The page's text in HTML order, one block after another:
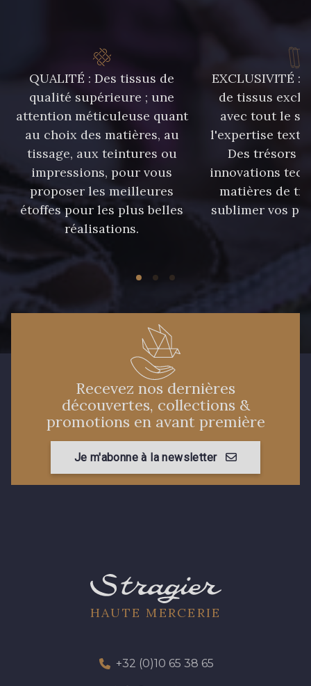
QUALITÉ : Des tissus de
qualité supérieure ; une
attention méticuleuse quant
au choix des matières, au
tissage, aux teintures ou
impressions, pour vous
proposer les meilleures
étoffes pour les plus belles
réalisations.
EXCLUSIVITÉ :
de tissus
avec tout le
l'expertise
Des trésors
innovations
matières de
sublimer vos
Recevez nos dernières
découvertes, collections &
promotions en avant première
Je m'abonne à la newsletter
HAUTE MERCERIE
+32 (0)10 65 38 65